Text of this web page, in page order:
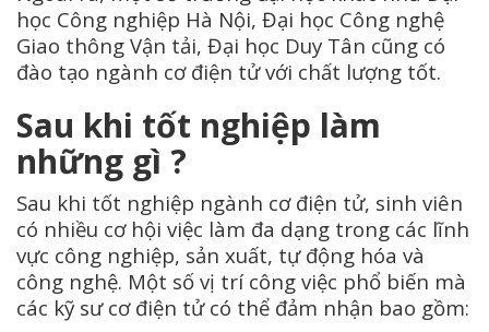
học Công nghiệp Hà Nội, Đại học Công nghệ
Giao thông Vận tải, Đại học Duy Tân cũng có
đào tạo ngành cơ điện tử với chất lượng tốt.
Sau khi tốt nghiệp làm
những gì ?
Sau khi tốt nghiệp ngành cơ điện tử, sinh viên
có nhiều cơ hội việc làm đa dạng trong các lĩnh
vực công nghiệp, sản xuất, tự động hóa và
công nghệ. Một số vị trí công việc phổ biến mà
các kỹ sư cơ điện tử có thể đảm nhận bao gồm: